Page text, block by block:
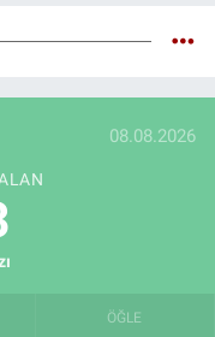
08.08.2026
ÖĞLE